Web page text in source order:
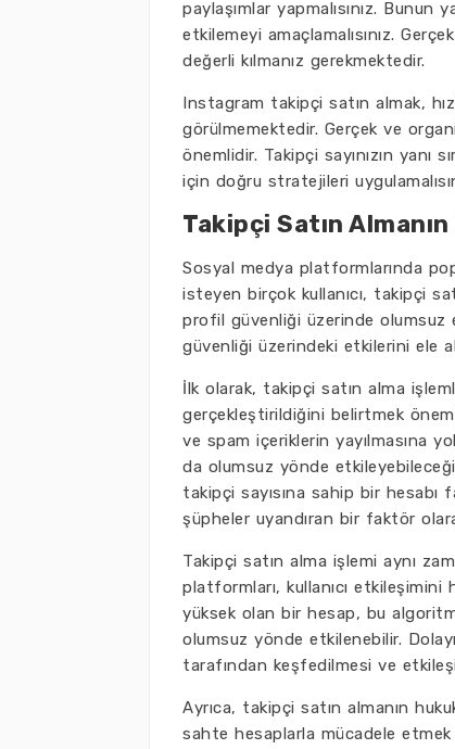
paylaşımlar yapmalısınız.
etkilemeyi amaçlamalısınız.
değerli kılmanız gerekmektedir.
Instagram takipçi satın almak,
görülmemektedir. Gerçek ve
önemlidir. Takipçi sayınızın
için doğru stratejileri
Takipçi Satın
Sosyal medya platformlarında
isteyen birçok kullanıcı, takipçi
profil güvenliği üzerinde olumsuz
güvenliği üzerindeki etkilerini ele
İlk olarak, takipçi satın alma
gerçekleştirildiğini belirtmek
ve spam içeriklerin yayılmasına
da olumsuz yönde etkileyebileceği
takipçi sayısına sahip bir hesabı
şüpheler uyandıran bir faktör
Takipçi satın alma işlemi aynı
platformları, kullanıcı etkileşimini
yüksek olan bir hesap, bu
olumsuz yönde etkilenebilir.
tarafından keşfedilmesi ve
Ayrıca, takipçi satın almanın
sahte hesaplarla mücadele